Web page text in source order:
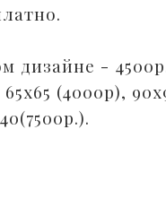
дизайне -
(4000р),